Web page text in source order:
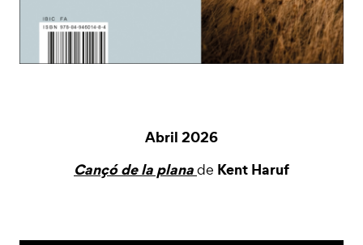
Abril 2026
Cançó de la planade Kent Haruf